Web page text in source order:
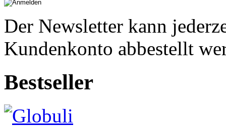
Der Newsletter kann
Kundenkonto abbestellt
Bestseller